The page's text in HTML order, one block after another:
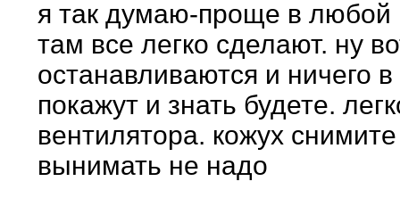
я так думаю-проще в любой
там все легко сделают. ну
останавливаются и ничего
покажут и знать будете.
вентилятора. кожух
вынимать не надо